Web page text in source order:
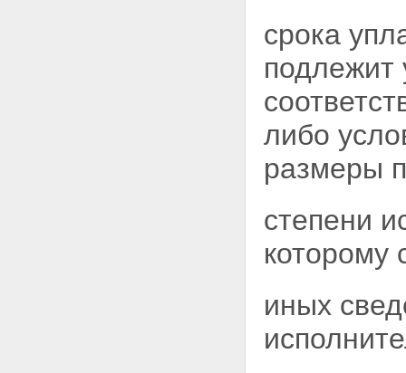
срока
подлежит
либо
размеры
степени
которому
иных